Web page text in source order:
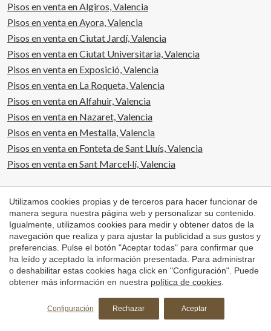
Pisos en venta en Algiros, Valencia
Pisos en venta en Ayora, Valencia
Pisos en venta en Ciutat Jardí, Valencia
Pisos en venta en Ciutat Universitaria, Valencia
Pisos en venta en Exposició, Valencia
Pisos en venta en La Roqueta, Valencia
Pisos en venta en Alfahuir, Valencia
Pisos en venta en Nazaret, Valencia
Pisos en venta en Mestalla, Valencia
Pisos en venta en Fonteta de Sant Lluís, Valencia
Pisos en venta en Sant Marcel·lí, Valencia
Barcelona
Casas y chalets en venta en Barcelona
Pisos en venta en Barcelona
Áticos en venta en Barcelona
Dúplex en venta en Barcelona
Casas y chalets en alquiler en Barcelona
Pisos en alquiler en Barcelona
Utilizamos cookies propias y de terceros para hacer funcionar de
manera segura nuestra página web y personalizar su contenido.
Igualmente, utilizamos cookies para medir y obtener datos de la
navegación que realiza y para ajustar la publicidad a sus gustos y
preferencias. Pulse el botón "Aceptar todas" para confirmar que
ha leído y aceptado la información presentada. Para administrar
o deshabilitar estas cookies haga click en "Configuración". Puede
obtener más información en nuestra política de cookies
Configuración Rechazar Aceptar